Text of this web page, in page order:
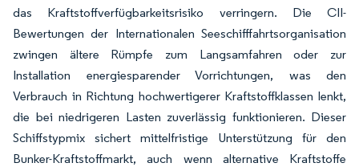
das Kraftstoffverfügbarkeitsrisiko verringern. Die CII-
Bewertungen der Internationalen Seeschifffahrtsorganisation
zwingen ältere Rümpfe zum Langsamfahren oder zur
Installation energiesparender Vorrichtungen, was den
Verbrauch in Richtung hochwertigerer Kraftstoffklassen lenkt,
die bei niedrigeren Lasten zuverlässig funktionieren. Dieser
Schiffstypmix sichert mittelfristige Unterstützung für den
Bunker-Kraftstoffmarkt, auch wenn alternative Kraftstoffe